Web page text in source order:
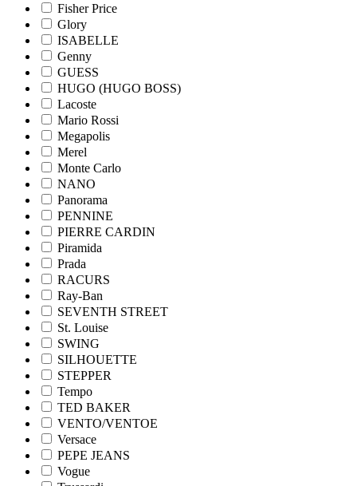
Fisher Price
Glory
ISABELLE
Genny
GUESS
HUGO (HUGO BOSS)
Lacoste
Mario Rossi
Megapolis
Merel
Monte Carlo
NANO
Panorama
PENNINE
PIERRE CARDIN
Piramida
Prada
RACURS
Ray-Ban
SEVENTH STREET
St. Louise
SWING
SILHOUETTE
STEPPER
Tempo
TED BAKER
VENTO/VENTOE
Versace
PEPE JEANS
Vogue